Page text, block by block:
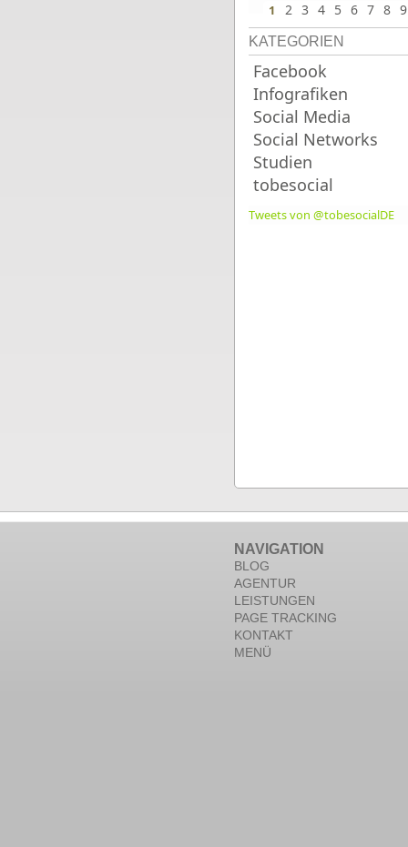
1 2 3 4 5 6 7 8 9
KATEGORIEN
Facebook
Infografiken
Social Media
Social Networks
Studien
tobesocial
Tweets von @tobesocialDE
NAVIGATION
BLOG
AGENTUR
LEISTUNGEN
PAGE TRACKING
KONTAKT
MENÜ